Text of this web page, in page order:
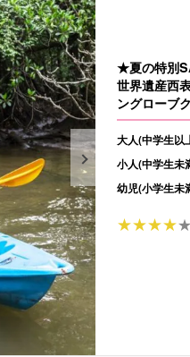
★夏の特別
世界遺産西
ングローブ
大人(中学生以
小人(中学生未
幼児(小学生未